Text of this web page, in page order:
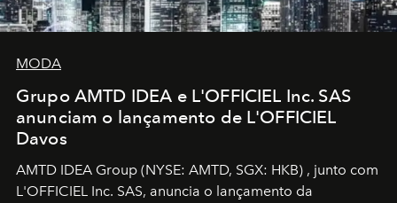
MODA
Grupo AMTD IDEA e L'OFFICIEL Inc. SAS
anunciam o lançamento de L'OFFICIEL
Davos
AMTD IDEA Group (NYSE: AMTD, SGX: HKB) , junto com
L'OFFICIEL Inc. SAS, anuncia o lançamento da